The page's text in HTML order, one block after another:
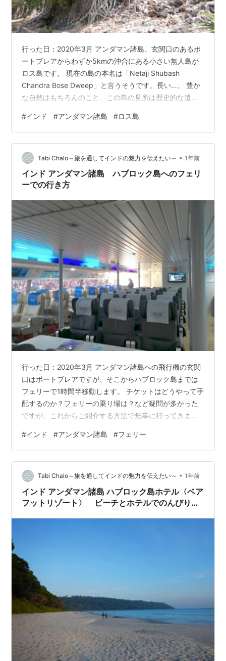
行った日：2020年3月 アンダマン諸島、玄関口のあるポ
ートブレアからわずか5kmの沖合にある小さい無人島が
ロス島です。 現在の島の本名は「Netaji Shubash
Chandra Bose Dweep」と言うそうです。長い…。 豊か
な自然はもちろんのこと、この島の見所は歴史的な遺産
めました。 今後行かれる方の参考になれば幸いです。 ア
ンダマン諸島 ロス島の見所〜歴史編 初めに占領されたの
は1782年で療養所が建てられました。1857〜1941年の
85年間はイギリスによって統治され、1942〜1945年の
間は旧日本軍が占領していました。 …
#インド #アンダマン諸島 #ロス島
Tabi Chalo～旅を通してインドの魅力を伝えたい～ • 1年前
インド アンダマン諸島 ハブロック島へのフェリ
ーでの行き方
行った日：2020年3月 アンダマン諸島への飛行機の玄関
口はポートブレアですが、そこからハブロック島までは
フェリーで1時間半移動します。 チケットはどうやって手
配するのか？フェリーの乗り場は？など疑問が多かった
ですが、これからご紹介する方法で無事に行ってきまし
ク島フェリーの予約 公共のフェリーは衛生環境が悪く、
時間もかかる、との情報があったので、フェリーを予約
しました。 予約して正解、フェリーは行きも帰りもほぼ
満員でした。 （インドの休暇シーズンとかぶっていたの
もあると思います。） フェリーは清潔で、LCC飛行機の
座席よりもよほど立派で座り…
#インド #アンダマン諸島 #フェリー
Tabi Chalo～旅を通してインドの魅力を伝えたい～ • 1年前
インド アンダマン諸島 ハブロック島ホテル〈ベア
フットリゾート〉 ビーチとホテルでのんびり派